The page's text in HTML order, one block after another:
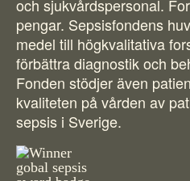
För amputerade
Ansök om bidrag
Sepsisforum
Axel Lyons
Vår Integritetspolicy
Våra partners
Norsk
Íslenska
Dansk
och sjukvårdspersonal.
pengar. Sepsisfondens
medel till högkvalitativa
förbättra diagnostik och
Fonden stödjer även
kvaliteten på vården av
sepsis i Sverige.